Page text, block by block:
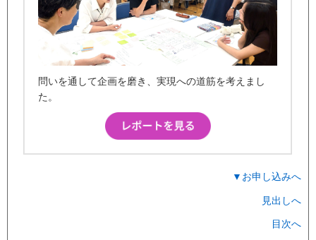
問いを通して企画を磨き、実現への道筋を考えまし
た。
▼お申し込みへ
見出しへ
目次へ